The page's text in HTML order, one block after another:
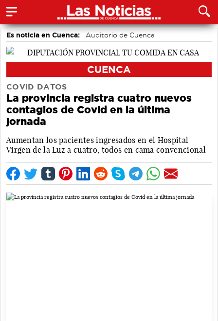
Es noticia en Cuenca: Auditorio de Cuenca
CUENCA
COVID DATOS
La provincia registra cuatro nuevos
contagios de Covid en la última
jornada
Aumentan los pacientes ingresados en el Hospital
Virgen de la Luz a cuatro, todos en cama convencional